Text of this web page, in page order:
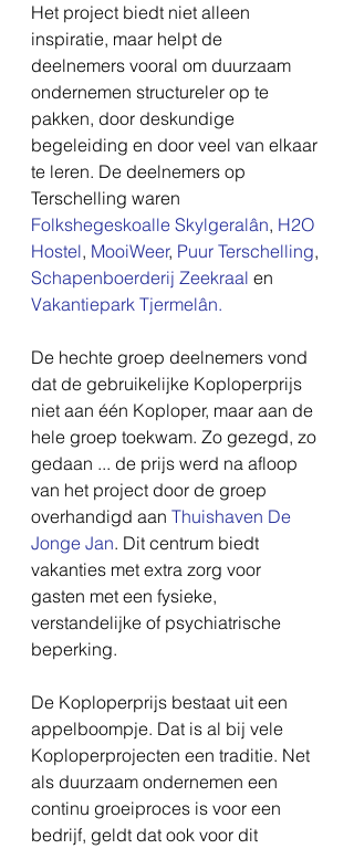
Het project biedt niet alleen
inspiratie, maar helpt de
deelnemers vooral om duurzaam
ondernemen structureler op te
pakken, door deskundige
begeleiding en door veel van elkaar
te leren. De deelnemers op
Terschelling waren
Folkshegeskoalle Skylgeralân, H2O
Hostel, MooiWeer, Puur Terschelling,
Schapenboerderij Zeekraal en
Vakantiepark Tjermelân.
De hechte groep deelnemers vond
dat de gebruikelijke Koploperprijs
niet aan één Koploper, maar aan de
hele groep toekwam. Zo gezegd, zo
gedaan ... de prijs werd na afloop
van het project door de groep
overhandigd aan Thuishaven De
Jonge Jan. Dit centrum biedt
vakanties met extra zorg voor
gasten met een fysieke,
verstandelijke of psychiatrische
beperking.
De Koploperprijs bestaat uit een
appelboompje. Dat is al bij vele
Koploperprojecten een traditie. Net
als duurzaam ondernemen een
continu groeiproces is voor een
bedrijf, geldt dat ook voor dit